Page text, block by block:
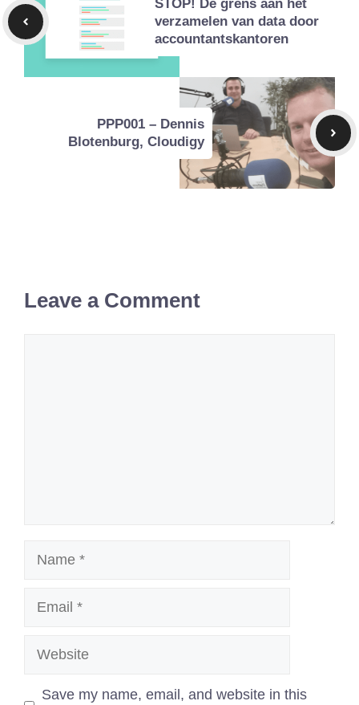
STOP! De grens aan het
verzamelen van data door
accountantskantoren
PPP001 – Dennis
Blotenburg, Cloudigy
Leave a Comment
Name
Email
Website
Save my name, email, and website in this